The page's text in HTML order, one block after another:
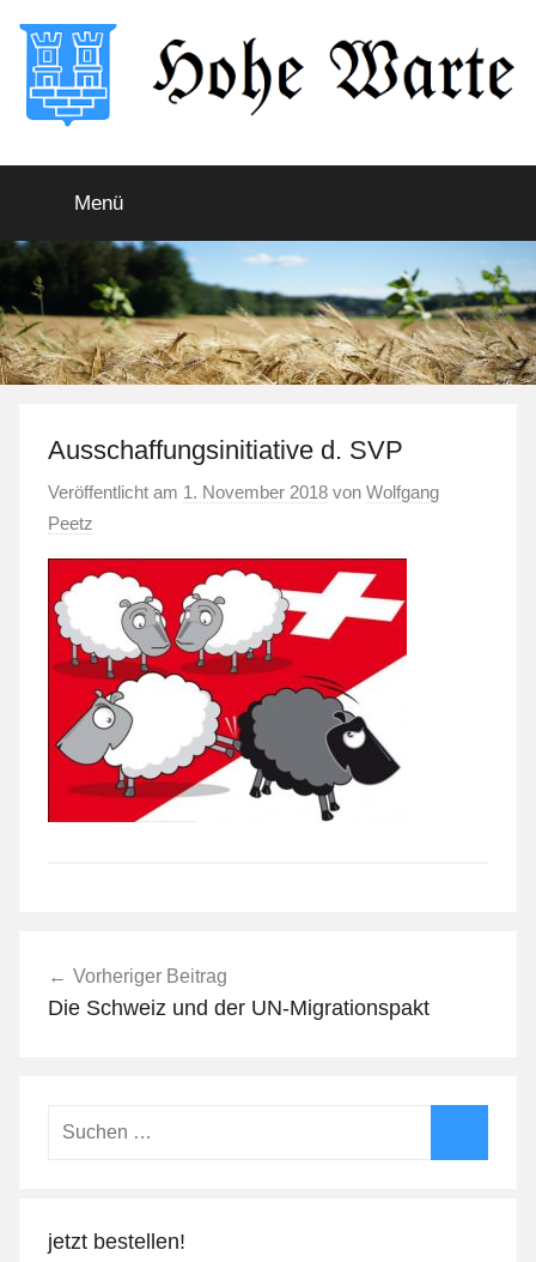
Inhalt
springen
Hohe
Warte
Startseite
Menü
Ausschaffungsinitiative d. SVP
Veröffentlicht am 1. November 2018 von Wolfgang
Peetz
Vorheriger Beitrag
Die Schweiz und der UN-Migrationspakt
Suchen
jetzt bestellen!